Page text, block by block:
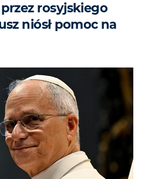
rosyjskiego
niósł pomoc na